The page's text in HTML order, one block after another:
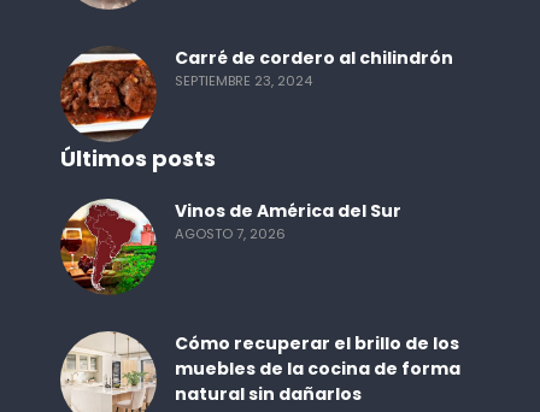
Carré de cordero al chilindrón
SEPTIEMBRE 23, 2024
Últimos posts
Vinos de América del Sur
AGOSTO 7, 2026
Cómo recuperar el brillo de los
muebles de la cocina de forma
natural sin dañarlos